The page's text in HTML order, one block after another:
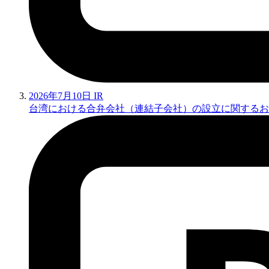
2026年7月10日 IR
台湾における合弁会社（連結子会社）の設立に関する